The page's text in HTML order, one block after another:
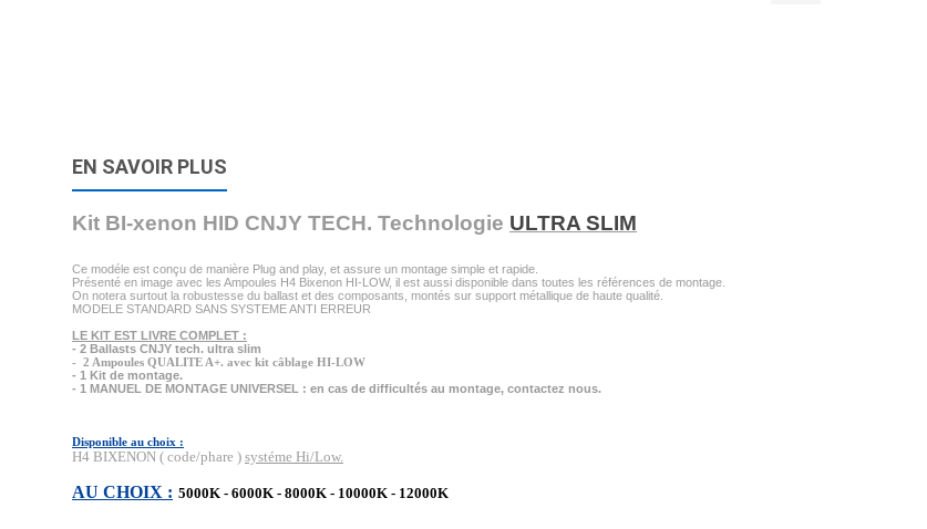
EN SAVOIR PLUS
Kit BI-xenon HID CNJY TECH. Technologie ULTRA SLIM
Ce modéle est conçu de manière Plug and play, et assure un montage simple et rapide.
Présenté en image avec les Ampoules H4 Bixenon HI-LOW, il est aussi disponible dans toutes les références de montage.
On notera surtout la robustesse du ballast et des composants, montés sur support métallique de haute qualité.
MODELE STANDARD SANS SYSTEME ANTI ERREUR
LE KIT EST LIVRE COMPLET :
- 2 Ballasts CNJY tech. ultra slim
- 2 Ampoules QUALITE A+. avec kit câblage HI-LOW
- 1 Kit de montage.
- 1 MANUEL DE MONTAGE UNIVERSEL : en cas de difficultés au montage, contactez nous.
Disponible au choix :
H4 BIXENON ( code/phare ) systéme Hi/Low.
AU CHOIX : 5000K - 6000K - 8000K - 10000K - 12000K